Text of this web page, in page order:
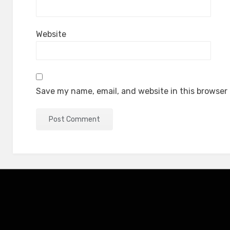
Website
Save my name, email, and website in this